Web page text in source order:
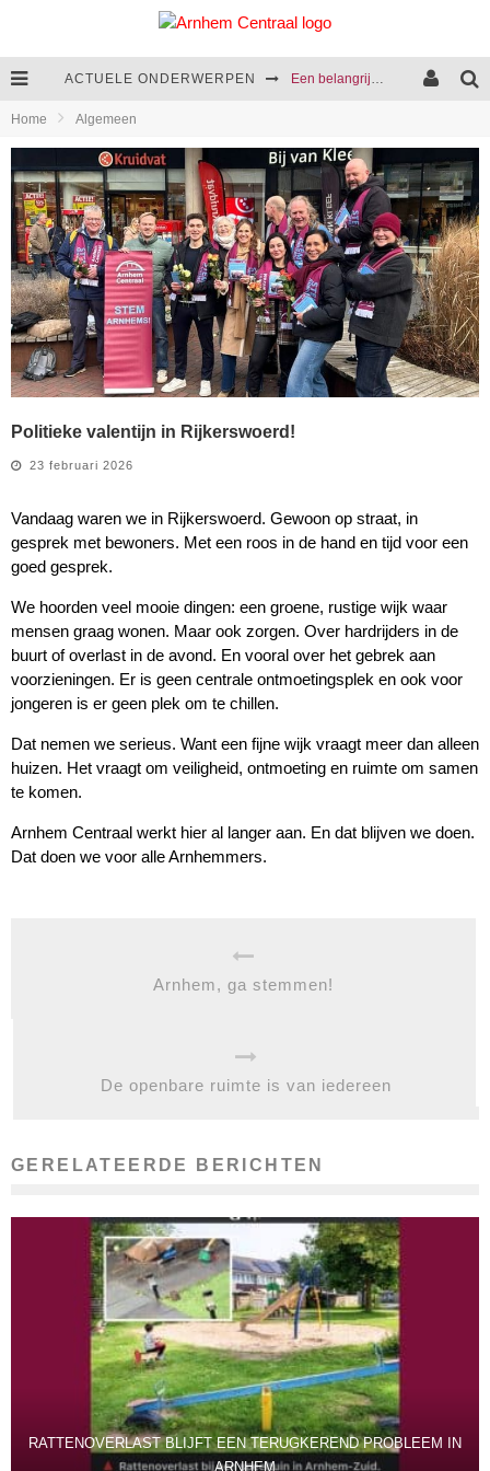
ACTUELE ONDERWERPEN Een belangrijke stap in de aanpak van huiselijk geweld
We presenteren het coalitieakkoord van 2026-2030
Rattenoverlast blijft een terugkerend probleem in Arnhem
Home Algemeen
Politieke valentijn in Rijkerswoerd!
23 februari 2026
Vandaag waren we in Rijkerswoerd. Gewoon op straat, in
gesprek met bewoners. Met een roos in de hand en tijd voor een
goed gesprek.
We hoorden veel mooie dingen: een groene, rustige wijk waar
mensen graag wonen. Maar ook zorgen. Over hardrijders in de
buurt of overlast in de avond. En vooral over het gebrek aan
voorzieningen. Er is geen centrale ontmoetingsplek en ook voor
jongeren is er geen plek om te chillen.
Dat nemen we serieus. Want een fijne wijk vraagt meer dan alleen
huizen. Het vraagt om veiligheid, ontmoeting en ruimte om samen
te komen.
Arnhem Centraal werkt hier al langer aan. En dat blijven we doen.
Dat doen we voor alle Arnhemmers.
Arnhem, ga stemmen!
De openbare ruimte is van iedereen
GERELATEERDE BERICHTEN
RATTENOVERLAST BLIJFT EEN TERUGKEREND PROBLEEM IN
ARNHEM